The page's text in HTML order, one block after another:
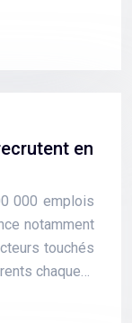
en
000 emplois
notamment
touchés
chaque…